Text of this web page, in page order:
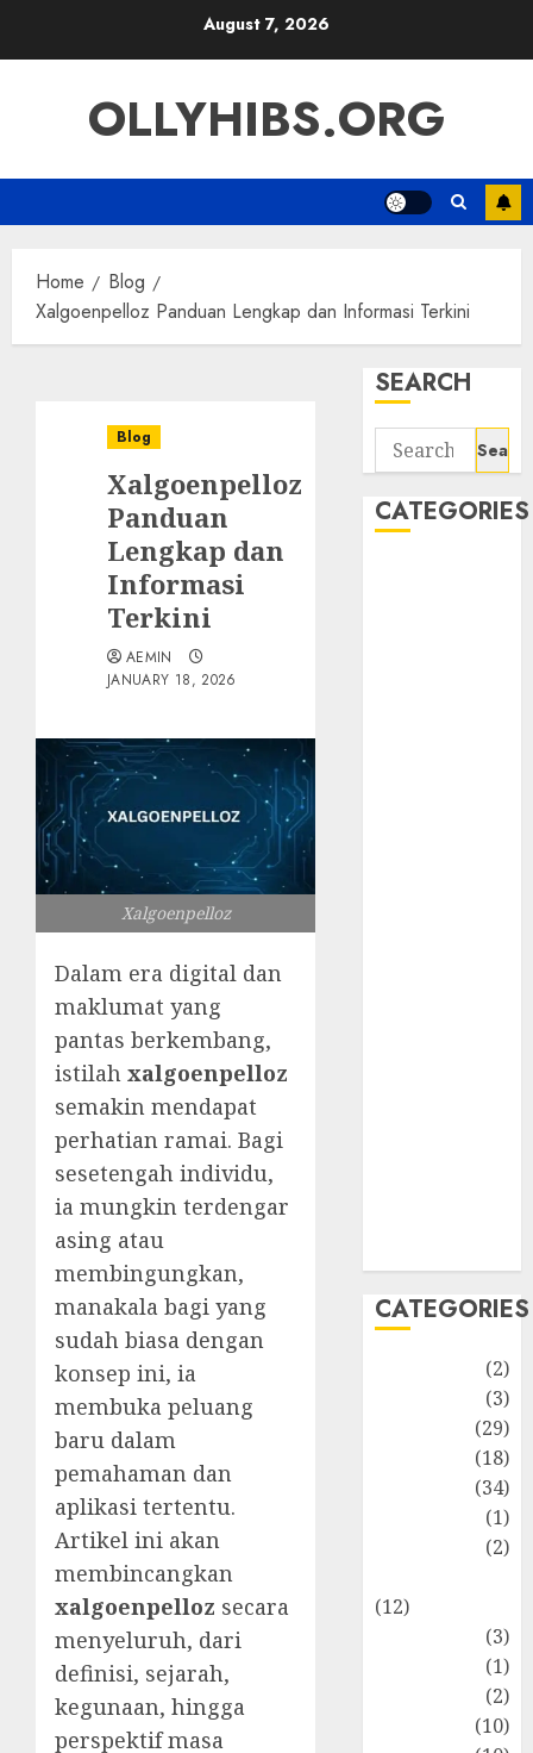
August 7, 2026
OLLYHIBS.ORG
Home
Blog
Xalgoenpelloz Panduan Lengkap dan Informasi Terkini
Blog
Xalgoenpelloz
Panduan
Lengkap dan
Informasi
Terkini
AEMIN
JANUARY 18, 2026
Xalgoenpelloz
Dalam era digital dan
maklumat yang
pantas berkembang,
istilah xalgoenpelloz
semakin mendapat
perhatian ramai. Bagi
sesetengah individu,
ia mungkin terdengar
asing atau
membingungkan,
manakala bagi yang
sudah biasa dengan
konsep ini, ia
membuka peluang
baru dalam
pemahaman dan
aplikasi tertentu.
Artikel ini akan
membincangkan
xalgoenpelloz secara
menyeluruh, dari
definisi, sejarah,
kegunaan, hingga
perspektif masa
SEARCH
Search
for:
CATEGORIES
CATEGORIES
(2)
(3)
(29)
(18)
(34)
(1)
(2)
(12)
(3)
(1)
(2)
(10)